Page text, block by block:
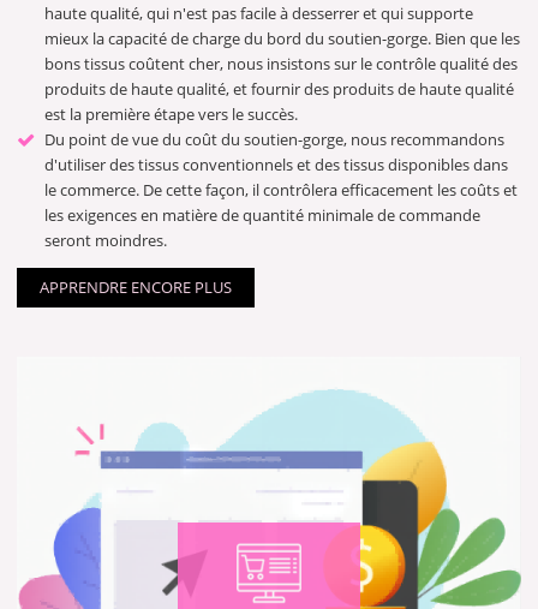
haute qualité, qui n'est pas facile à desserrer et qui supporte
mieux la capacité de charge du bord du soutien-gorge. Bien que les
bons tissus coûtent cher, nous insistons sur le contrôle qualité des
produits de haute qualité, et fournir des produits de haute qualité
est la première étape vers le succès.
Du point de vue du coût du soutien-gorge, nous recommandons
d'utiliser des tissus conventionnels et des tissus disponibles dans
le commerce. De cette façon, il contrôlera efficacement les coûts et
les exigences en matière de quantité minimale de commande
seront moindres.
APPRENDRE ENCORE PLUS